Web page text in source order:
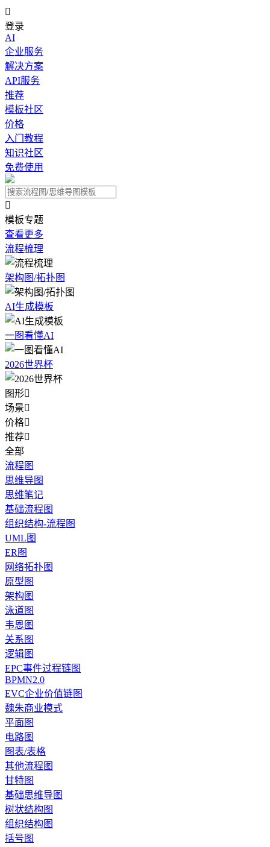

登录
AI
企业服务
解决方案
API服务
推荐
模板社区
价格
入门教程
知识社区
免费使用

模板专题
查看更多
流程梳理
架构图/拓扑图
AI生成模板
一图看懂AI
2026世界杯
图形
场景
价格
推荐
全部
流程图
思维导图
思维笔记
基础流程图
组织结构-流程图
UML图
ER图
网络拓扑图
原型图
架构图
泳道图
韦恩图
关系图
逻辑图
EPC事件过程链图
BPMN2.0
EVC企业价值链图
魏朱商业模式
平面图
电路图
图表/表格
其他流程图
甘特图
基础思维导图
树状结构图
组织结构图
括号图